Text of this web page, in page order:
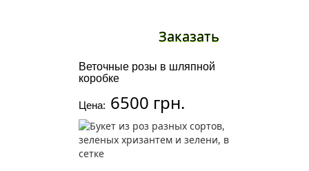
Веточные розы в шляпной
коробке
Цена: 6500 грн.
Заказать